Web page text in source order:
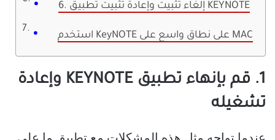
6. إلغاء تثبيت وإعادة تثبيت تطبيق KEYNOTE
استخدم KeyNOTE على نطاق واسع على MAC
1. قم بإنهاء تطبيق KEYNOTE وإعادة
تشغيله